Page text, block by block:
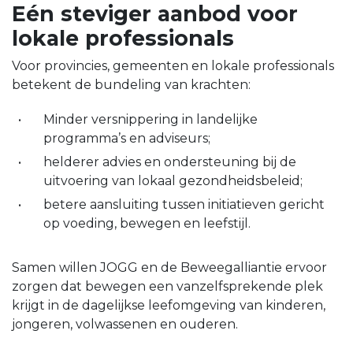
Eén steviger aanbod voor
lokale professionals
Voor provincies, gemeenten en lokale professionals
betekent de bundeling van krachten:
Minder versnippering in landelijke
programma’s en adviseurs;
helderer advies en ondersteuning bij de
uitvoering van lokaal gezondheidsbeleid;
betere aansluiting tussen initiatieven gericht
op voeding, bewegen en leefstijl.
Samen willen JOGG en de Beweegalliantie ervoor
zorgen dat bewegen een vanzelfsprekende plek
krijgt in de dagelijkse leefomgeving van kinderen,
jongeren, volwassenen en ouderen.